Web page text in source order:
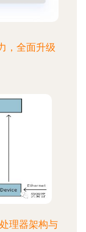
，全面升级
理器架构与